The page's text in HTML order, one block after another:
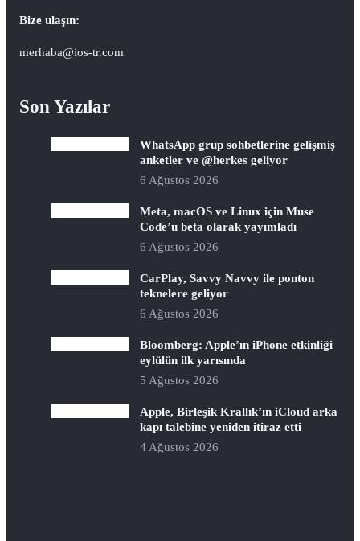
Bize ulaşın:
merhaba@ios-tr.com
Son Yazılar
WhatsApp grup sohbetlerine gelişmiş
anketler ve @herkes geliyor
6 Ağustos 2026
Meta, macOS ve Linux için Muse
Code’u beta olarak yayımladı
6 Ağustos 2026
CarPlay, Savvy Navvy ile ponton
teknelere geliyor
6 Ağustos 2026
Bloomberg: Apple’ın iPhone etkinliği
eylülün ilk yarısında
5 Ağustos 2026
Apple, Birleşik Krallık’ın iCloud arka
kapı talebine yeniden itiraz etti
4 Ağustos 2026